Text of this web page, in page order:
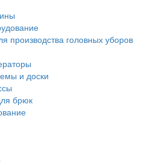
производства головных уборов
и доски
брюк